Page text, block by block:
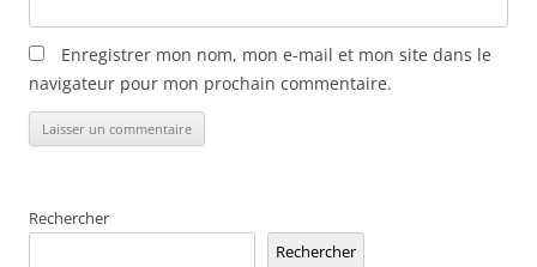
Enregistrer mon nom, mon e-mail et mon site dans le
navigateur pour mon prochain commentaire.
Rechercher
Rechercher